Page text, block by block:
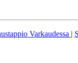
Varkaudessa |